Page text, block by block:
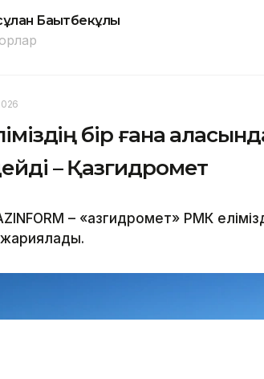
Бақытбекұлы
бір ғана
– Қазгидромет
– «Қазгидромет» РМК